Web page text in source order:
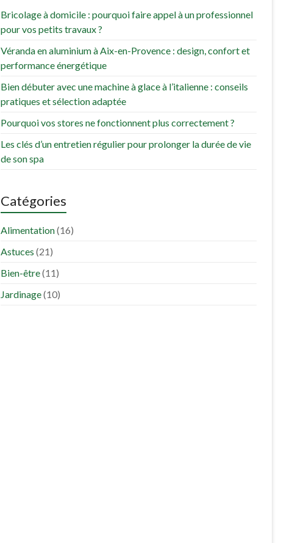
Bricolage à domicile : pourquoi faire appel à un professionnel
pour vos petits travaux ?
Véranda en aluminium à Aix-en-Provence : design, confort et
performance énergétique
Bien débuter avec une machine à glace à l’italienne : conseils
pratiques et sélection adaptée
Pourquoi vos stores ne fonctionnent plus correctement ?
Les clés d’un entretien régulier pour prolonger la durée de vie
de son spa
Catégories
Alimentation(16)
Astuces (21)
Bien-être(11)
Jardinage(10)